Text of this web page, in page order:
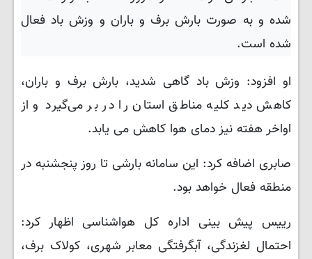
شده و به صورت بارش برف و باران و وزش باد فعال
شده است.
او افزود: وزش باد گاهی شدید، بارش برف و باران،
کاهش دید کلیه مناطق استان را در بر می‌گیرد و از
اواخر هفته نیز دمای هوا کاهش می یابد.
صابری اضافه کرد: این سامانه بارشی تا روز پنجشنبه در
منطقه فعال خواهد بود.
رییس پیش بینی ادارە کل هواشناسی اظهار کرد:
احتمال لغزندگی، آبگرفتگی معابر شهری، کولاک برف،